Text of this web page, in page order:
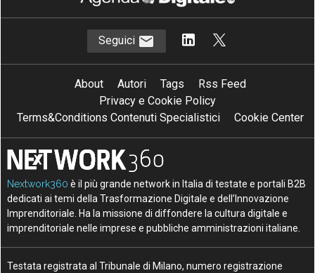
Seguici
About Autori Tags
Rss Feed
Privacy e Cookie Policy
Terms&Conditions Contenuti Specialistici
Cookie Center
Nextwork360 è il più grande network in Italia di testate e portali B2B
dedicati ai temi della Trasformazione Digitale e dell’Innovazione
Imprenditoriale. Ha la missione di diffondere la cultura digitale e
imprenditoriale nelle imprese e pubbliche amministrazioni italiane.
Testata registrata al Tribunale di Milano, numero registrazione